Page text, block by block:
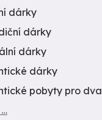
dárky
dárky
dárky
dárky
pobyty pro dva